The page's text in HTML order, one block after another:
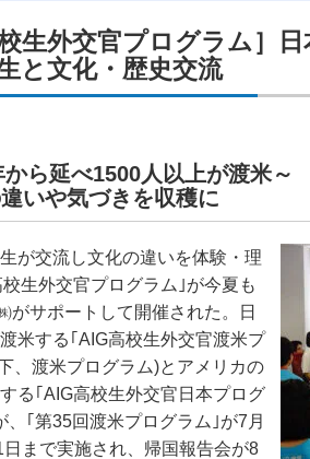
校生外交官プログラム］
と文化・歴史交流
から延べ1500人以上が渡米～
いや気づきを収穫に
が交流し文化の違いを体験・理
校生外交官プログラム｣が今夏も
がサポートして開催された。日
米する｢ AIG高校生外交官渡米プ
、渡米プログラム)とアメリカの
る｢ AIG高校生外交官日本プログ
、｢第35回渡米プログラム｣が7 月
日まで実施され、帰国報告会が8